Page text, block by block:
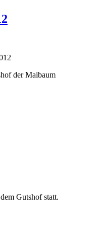
der Maibaum
Gutshof statt.